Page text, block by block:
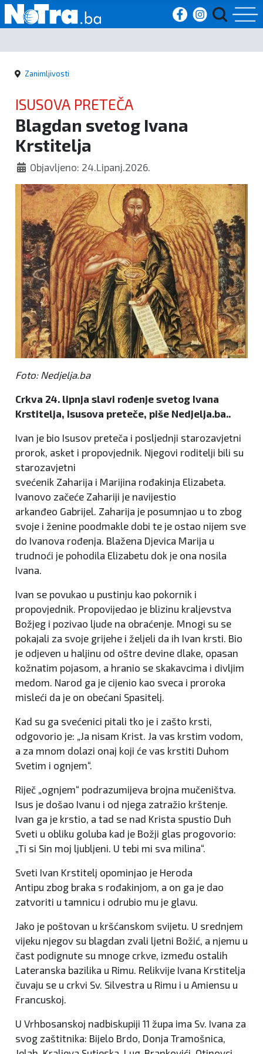
Početna
Vijesti
Sport
Kultura
Crna
kronika
Politika
Zanimljivosti
Zanimljivosti
ISUSOVA PRETEČA
Blagdan svetog Ivana
Krstitelja
Objavljeno: 24.Lipanj.2026.
Foto: Nedjelja.ba
Crkva 24. lipnja slavi rođenje svetog Ivana
Krstitelja, Isusova preteče, piše Nedjelja.ba..
Ivan je bio Isusov preteča i posljednji starozavjetni
prorok, asket i propovjednik. Njegovi roditelji bili su
starozavjetni
svećenik Zaharija i Marijina rođakinja Elizabeta.
Ivanovo začeće Zahariji je navijestio
arkanđeo Gabrijel. Zaharija je posumnjao u to zbog
svoje i ženine poodmakle dobi te je ostao nijem sve
do Ivanova rođenja. Blažena Djevica Marija u
trudnoći je pohodila Elizabetu dok je ona nosila
Ivana.
Ivan se povukao u pustinju kao pokornik i
propovjednik. Propovijedao je blizinu kraljevstva
Božjeg i pozivao ljude na obraćenje. Mnogi su se
pokajali za svoje grijehe i željeli da ih Ivan krsti. Bio
je odjeven u haljinu od oštre devine dlake, opasan
kožnatim pojasom, a hranio se skakavcima i divljim
medom. Narod ga je cijenio kao sveca i proroka
misleći da je on obećani Spasitelj.
Kad su ga svećenici pitali tko je i zašto krsti,
odgovorio je: „Ja nisam Krist. Ja vas krstim vodom,
a za mnom dolazi onaj koji će vas krstiti Duhom
Svetim i ognjem“.
Riječ „ognjem“ podrazumijeva brojna mučeništva.
Isus je došao Ivanu i od njega zatražio krštenje.
Ivan ga je krstio, a tad se nad Krista spustio Duh
Sveti u obliku goluba kad je Božji glas progovorio:
„Ti si Sin moj ljubljeni. U tebi mi sva milina“.
Sveti Ivan Krstitelj opominjao je Heroda
Antipu zbog braka s rođakinjom, a on ga je dao
zatvoriti u tamnicu i odrubio mu je glavu.
Jako je poštovan u kršćanskom svijetu. U srednjem
vijeku njegov su blagdan zvali ljetni Božić, a njemu u
čast podignute su mnoge crkve, između ostalih
Lateranska bazilika u Rimu. Relikvije Ivana Krstitelja
čuvaju se u crkvi Sv. Silvestra u Rimu i u Amiensu u
Francuskoj.
U Vrhbosanskoj nadbiskupiji 11 župa ima Sv. Ivana za
svog zaštitnika: Bijelo Brdo, Donja Tramošnica,